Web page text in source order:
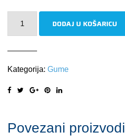
DODAJ U KOŠARICU
Kategorija: Gume
Povezani proizvodi